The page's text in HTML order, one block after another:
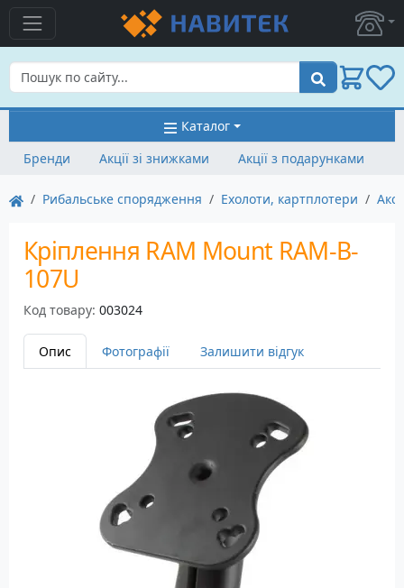
Пошук
Каталог
Бренди
Акції зі знижками Акції з подарунками
Рибальське спорядження Ехолоти, картплотери
Кріплення RAM Mount RAM-B-
107U
Код товару: 003024
Опис Фотографії Залишити відгук